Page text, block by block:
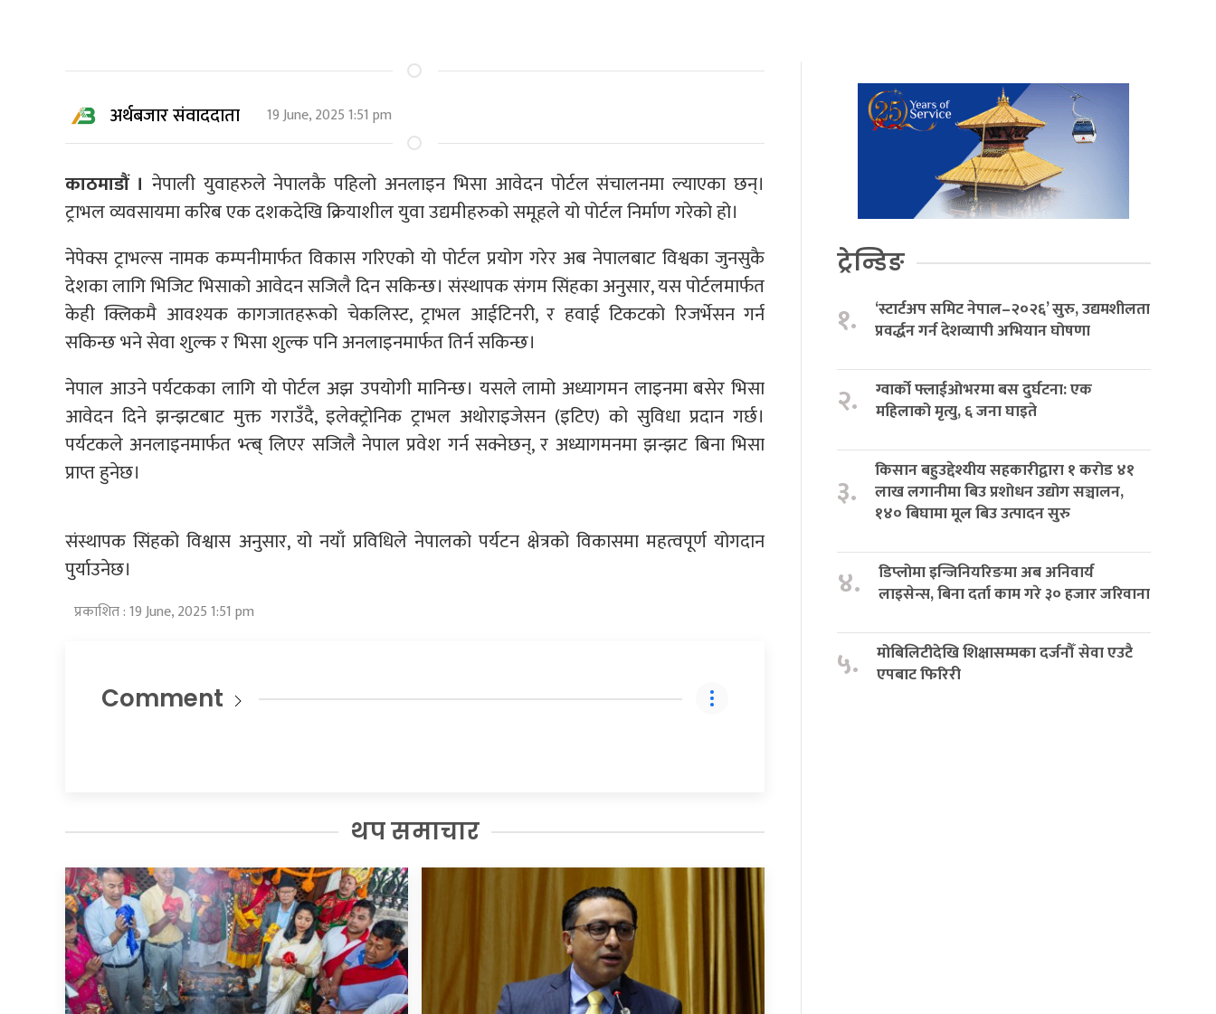
अर्थबजार संवाददाता 19 June, 2025 1:51 pm
काठमाडौं । नेपाली युवाहरुले नेपालकै पहिलो अनलाइन भिसा आवेदन पोर्टल संचालनमा ल्याएका छन्।
ट्राभल व्यवसायमा करिब एक दशकदेखि क्रियाशील युवा उद्यमीहरुको समूहले यो पोर्टल निर्माण गरेको हो।
नेपेक्स ट्राभल्स नामक कम्पनीमार्फत विकास गरिएको यो पोर्टल प्रयोग गरेर अब नेपालबाट विश्वका जुनसुकै
देशका लागि भिजिट भिसाको आवेदन सजिलै दिन सकिन्छ। संस्थापक संगम सिंहका अनुसार, यस पोर्टलमार्फत
केही क्लिकमै आवश्यक कागजातहरूको चेकलिस्ट, ट्राभल आईटिनरी, र हवाई टिकटको रिजर्भेसन गर्न
सकिन्छ भने सेवा शुल्क र भिसा शुल्क पनि अनलाइनमार्फत तिर्न सकिन्छ।
नेपाल आउने पर्यटकका लागि यो पोर्टल अझ उपयोगी मानिन्छ। यसले लामो अध्यागमन लाइनमा बसेर भिसा
आवेदन दिने झन्झटबाट मुक्त गराउँदै, इलेक्ट्रोनिक ट्राभल अथोराइजेसन (इटिए) को सुविधा प्रदान गर्छ।
पर्यटकले अनलाइनमार्फत भ्त्ब् लिएर सजिलै नेपाल प्रवेश गर्न सक्नेछन्, र अध्यागमनमा झन्झट बिना भिसा
प्राप्त हुनेछ।
संस्थापक सिंहको विश्वास अनुसार, यो नयाँ प्रविधिले नेपालको पर्यटन क्षेत्रको विकासमा महत्वपूर्ण योगदान
पुर्याउनेछ।
प्रकाशित : 19 June, 2025 1:51 pm
Comment
थप समाचार
ट्रेन्डिङ
१.
‘स्टार्टअप समिट नेपाल–२०२६’ सुरु, उद्यमशीलता
प्रवर्द्धन गर्न देशव्यापी अभियान घोषणा
२.
ग्वार्को फ्लाईओभरमा बस दुर्घटना: एक
महिलाको मृत्यु, ६ जना घाइते
३.
किसान बहुउद्देश्यीय सहकारीद्वारा १ करोड ४१
लाख लगानीमा बिउ प्रशोधन उद्योग सञ्चालन,
१४० बिघामा मूल बिउ उत्पादन सुरु
४.
डिप्लोमा इन्जिनियरिङमा अब अनिवार्य
लाइसेन्स, बिना दर्ता काम गरे ३० हजार जरिवाना
५.
मोबिलिटीदेखि शिक्षासम्मका दर्जनौँ सेवा एउटै
एपबाट फिरिरी